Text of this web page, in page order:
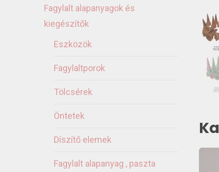
Fagylalt alapanyagok és
kiegészítők
Eszközök
Fagylaltporok
Tölcsérek
Öntetek
Díszítő elemek
Fagylalt alapanyag , paszta